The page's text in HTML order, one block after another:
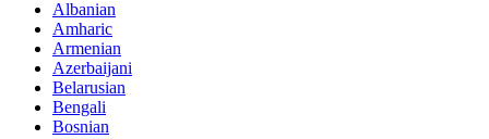
Albanian
Amharic
Armenian
Azerbaijani
Belarusian
Bengali
Bosnian